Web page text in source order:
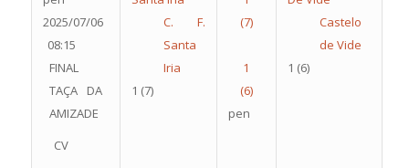
2025/07/06
08:15
FINAL
TAÇA DA
AMIZADE
CV
C. F.
Santa
Iria
1 (7)
pen
Castelo
de Vide
1 (6)